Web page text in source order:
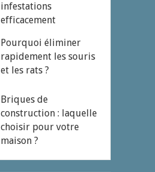
infestations
efficacement
Pourquoi éliminer
rapidement les souris
et les rats ?
Briques de
construction : laquelle
choisir pour votre
maison ?